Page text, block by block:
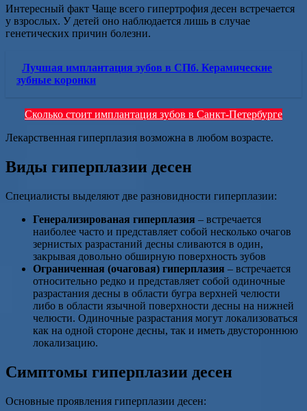
Интересный факт Чаще всего гипертрофия десен встречается
у взрослых. У детей оно наблюдается лишь в случае
генетических причин болезни.
Лучшая имплантация зубов в СПб. Керамические
зубные коронки
Сколько стоит имплантация зубов в Санкт-Петербурге
Лекарственная гиперплазия возможна в любом возрасте.
Виды гиперплазии десен
Специалисты выделяют две разновидности гиперплазии:
Генерализированая гиперплазия – встречается
наиболее часто и представляет собой несколько очагов
зернистых разрастаний десны сливаются в один,
закрывая довольно обширную поверхность зубов
Ограниченная (очаговая) гиперплазия – встречается
относительно редко и представляет собой одиночные
разрастания десны в области бугра верхней челюсти
либо в области язычной поверхности десны на нижней
челюсти. Одиночные разрастания могут локализоваться
как на одной стороне десны, так и иметь двустороннюю
локализацию.
Симптомы гиперплазии десен
Основные проявления гиперплазии десен: